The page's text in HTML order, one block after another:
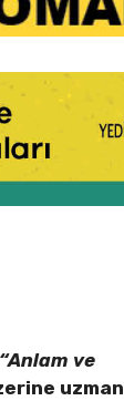
“Anlam ve
uzman